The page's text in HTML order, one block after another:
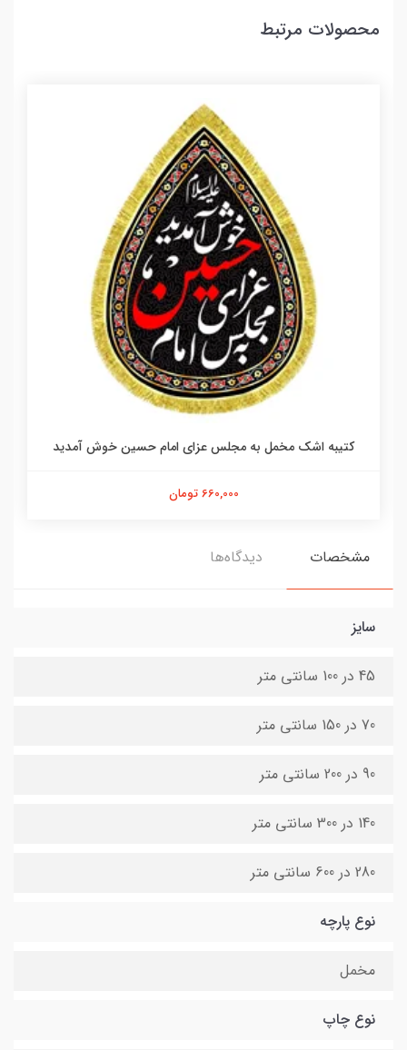
محصولات مرتبط
کتیبه اشک مخمل به مجلس عزای امام حسین خوش آمدید
660,000 تومان
مشخصات دیدگاه‌ها
سایز
45 در 100 سانتی متر
70 در 150 سانتی متر
90 در 200 سانتی متر
140 در 300 سانتی متر
280 در 600 سانتی متر
نوع پارچه
مخمل
نوع چاپ